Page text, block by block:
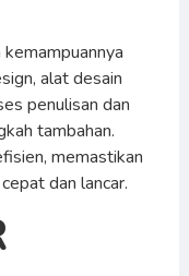
alat desain
penulisan dan
tambahan.
memastikan
dan lancar.